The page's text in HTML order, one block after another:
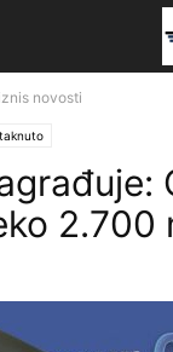
novosti
2.700